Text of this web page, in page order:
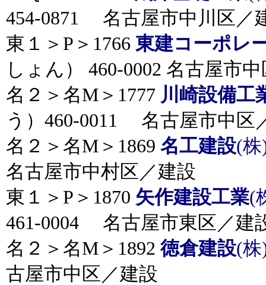
454-0871 名古屋市中川区／
東１＞P＞1766 東建コーポレ
しょん） 460-0002 名古屋市
名２＞名M＞1777 川崎設備工
う）460-0011 名古屋市中区
名２＞名M＞1869 名工建設(
名古屋市中村区／建設
東１＞P＞1870 矢作建設工業(
461-0004 名古屋市東区／建
名２＞名M＞1892 徳倉建設(株
古屋市中区／建設